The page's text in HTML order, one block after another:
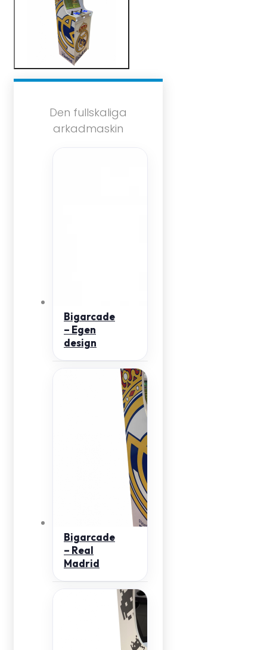
Den fullskaliga
arkadmaskin
Bigarcade
– Egen
design
Bigarcade
– Real
Madrid